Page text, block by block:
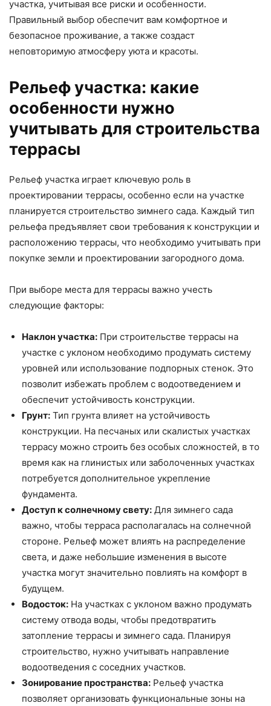
участка, учитывая все риски и особенности.
Правильный выбор обеспечит вам комфортное и
безопасное проживание, а также создаст
неповторимую атмосферу уюта и красоты.
Рельеф участка: какие
особенности нужно
учитывать для строительства
террасы
Рельеф участка играет ключевую роль в
проектировании террасы, особенно если на участке
планируется строительство зимнего сада. Каждый тип
рельефа предъявляет свои требования к конструкции и
расположению террасы, что необходимо учитывать при
покупке земли и проектировании загородного дома.
При выборе места для террасы важно учесть
следующие факторы:
Наклон участка: При строительстве террасы на
участке с уклоном необходимо продумать систему
уровней или использование подпорных стенок. Это
позволит избежать проблем с водоотведением и
обеспечит устойчивость конструкции.
Грунт: Тип грунта влияет на устойчивость
конструкции. На песчаных или скалистых участках
террасу можно строить без особых сложностей, в то
время как на глинистых или заболоченных участках
потребуется дополнительное укрепление
фундамента.
Доступ к солнечному свету: Для зимнего сада
важно, чтобы терраса располагалась на солнечной
стороне. Рельеф может влиять на распределение
света, и даже небольшие изменения в высоте
участка могут значительно повлиять на комфорт в
будущем.
Водосток: На участках с уклоном важно продумать
систему отвода воды, чтобы предотвратить
затопление террасы и зимнего сада. Планируя
строительство, нужно учитывать направление
водоотведения с соседних участков.
Зонирование пространства: Рельеф участка
позволяет организовать функциональные зоны на